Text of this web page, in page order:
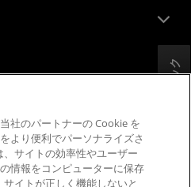
イバシー
商標
ェーンの透明性
ープンな競争
フィードバック
社のパートナーの Cookie を
より便利でパーソナライズさ
サイトの効率性やユーザー
情報をコンピューターに保存
イトが正しく機能しないと